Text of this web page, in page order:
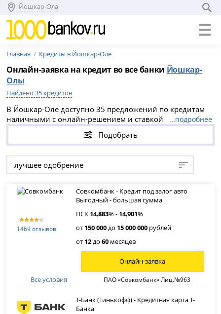
Йошкар-Ола
Главная Кредиты в Йошкар-Оле
Онлайн-заявка на кредит во все банки Йошкар-
Олы
Найдено 35 кредитов
В Йошкар-Оле доступно 35 предложений по кредитам
наличными с онлайн-решением и ставкой от 13.883%.
Сравните условия банков за 5 минут: сумму, срок,
ставку, требования к заемщику и вероятность
одобрения. Подавайте заявку в выбранный банк
напрямую — это безопаснее для кредитного рейтинга,
чем отправлять единую анкету сразу в несколько
...подробнее
Подобрать
лучшее одобрение
1469 отзывов
Совкомбанк - Кредит под залог авто
Выгодный - большая сумма
ПСК 14,883% - 14,901%
от 150 000до 15 000 000 рублей
от 12до60 месяцев
Все условия ПАО «Совкомбанк» Лиц.№963
Онлайн-заявка
Т-Банк (Тинькофф) - Кредитная карта Т-
Банка